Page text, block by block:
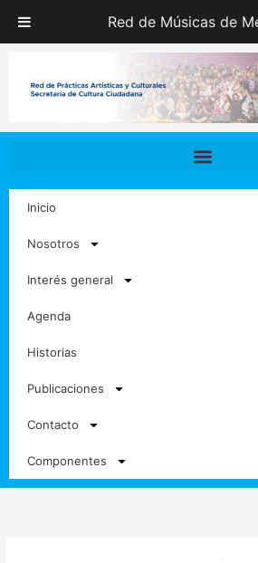
Red de Músicas de
Inicio
Nosotros
Interés general
Agenda
Historias
Publicaciones
Contacto
Componentes